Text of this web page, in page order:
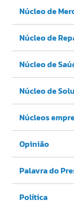
Núcleo de
Núcleo de
Núcleo de
Núcleo de
Núcleos
Opinião
Palavra do
Política